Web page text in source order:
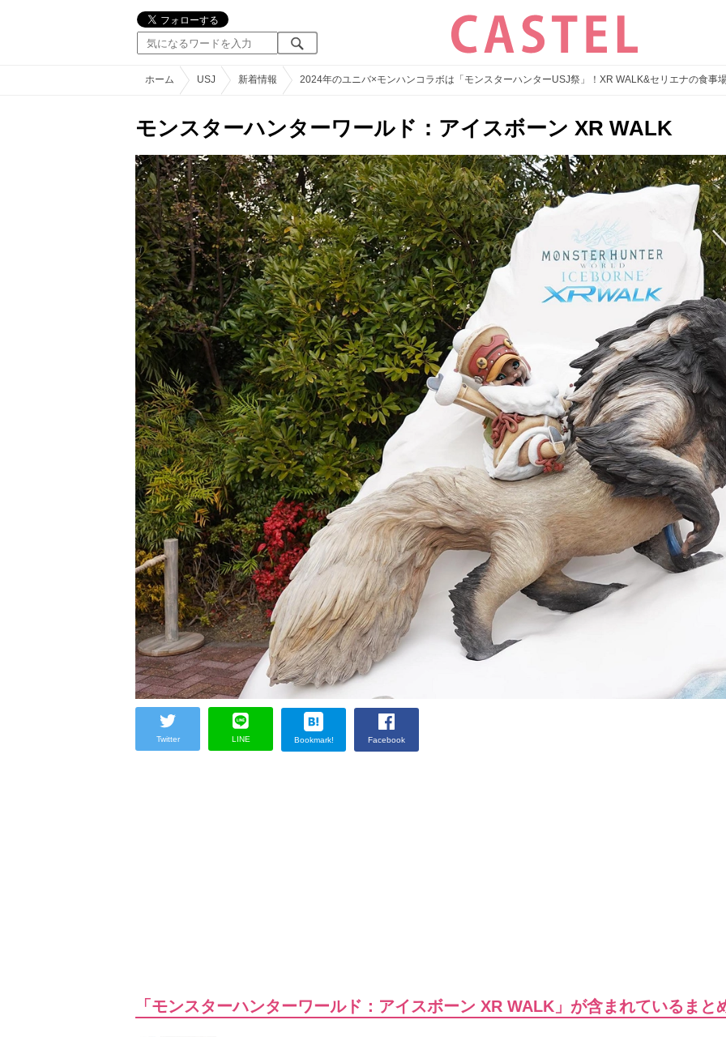
ホーム USJ 新着情報 2024年のユニバ×モンハンコラボは「モンスターハンターUSJ祭」！XR WALK&セリエナの食事
モンスターハンターワールド：アイスボーン XR WALK
Twitter LINE Bookmark! Facebook
「モンスターハンターワールド：アイスボーン XR WALK」が含まれているまと